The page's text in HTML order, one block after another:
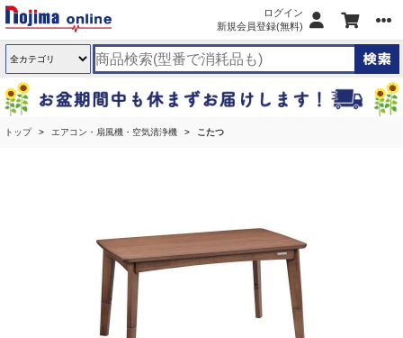
ログイン
新規会員登録(無料)
トップ エアコン・扇風機・空気清浄機 こたつ